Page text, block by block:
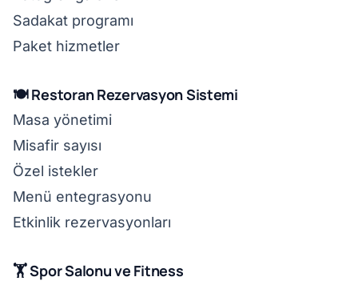
Sadakat programı
Paket hizmetler
🍽️ Restoran Rezervasyon Sistemi
Masa yönetimi
Misafir sayısı
Özel istekler
Menü entegrasyonu
Etkinlik rezervasyonları
🏋️ Spor Salonu ve Fitness